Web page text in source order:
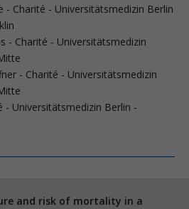
- Charité - Universitätsmedizin Berlin
- Charité - Universitätsmedizin
- Charité - Universitätsmedizin
- Universitätsmedizin Berlin -
and risk of mortality in a